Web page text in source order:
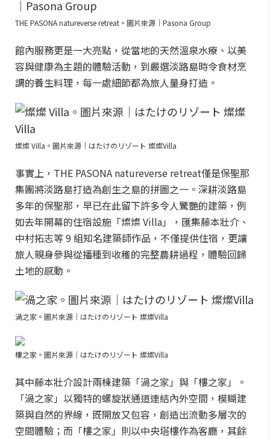
THE PASONA natureverse retreat。圖片來源｜Pasona Group
館內服務更是一大亮點，從當地的天然溫泉水療、以美
容與健康為主題的體驗活動，到嚴選淡路島時令食材烹
調的養生料理，每一處細節都為旅人量身打造。
燦燦 Villa。圖片來源｜はたけのリゾート 燦燦Villa
事實上，THE PASONA natureverse retreat僅是保聖那
集團將淡路島打造為創生之島的拼圖之一。深耕淡路島
多年的保聖那，早已在此留下許多令人驚艷的建築，例
如去年開幕的住宿設施「燦燦 Villa」，匯集藤本壯介、
中村拓志等 9 組知名建築師作品，不僅提供住宿，更讓
旅人親身參與從播種到收穫的完整農耕過程，體驗回歸
土地的感動。
渦之家。圖片來源｜はたけのリゾート 燦燦Villa
樓之家。圖片來源｜はたけのリゾート 燦燦Villa
其中藤本壯介設計兩棟建築「渦之家」與「樓之家」。
「渦之家」以獨特的螺旋狀通道連結內外空間，模糊建
築與自然的界線，既開放又包容，創造出流動多層次的
空間體驗；而「樓之家」則以中央塔樓作為客廳，其餘